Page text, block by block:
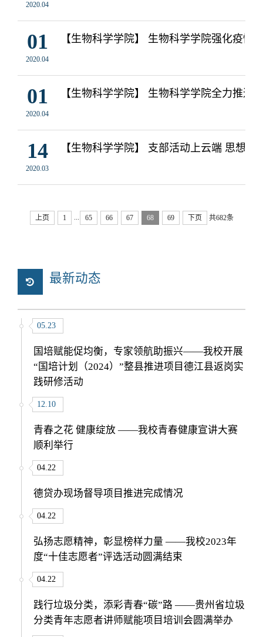
2020.04
01
2020.04
【生物科学学院】 生物科学学院强化疫情
01
2020.04
【生物科学学院】 生物科学学院全力推进
14
2020.03
【生物科学学院】 支部活动上云端 思想
上页 1 ... 65 66 67 68 69 下页 共682条
最新动态
05.23
国培赋能促均衡，专家领航助振兴——我校开展
“国培计划（2024）”整县推进项目德江县返岗实
践研修活动
12.10
青春之花 健康绽放 ——我校青春健康宣讲大赛
顺利举行
04.22
德贷办现场督导项目推进完成情况
04.22
弘扬志愿精神，彰显榜样力量 ——我校2023年
度“十佳志愿者”评选活动圆满结束
04.22
践行垃圾分类，添彩青春“碳”路 ——贵州省垃圾
分类青年志愿者讲师赋能项目培训会圆满举办